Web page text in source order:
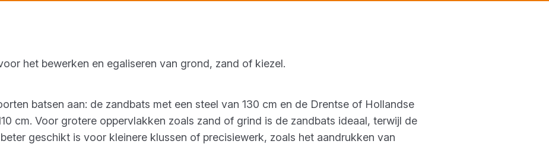
het bewerken en egaliseren van grond, zand of kiezel.
batsen aan: de zandbats met een steel van 130 cm en de Drentse of Hollandse
cm. Voor grotere oppervlakken zoals zand of grind is de zandbats ideaal, terwijl de
geschikt is voor kleinere klussen of precisiewerk, zoals het aandrukken van